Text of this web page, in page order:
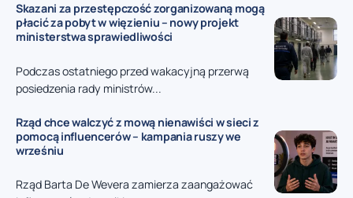
Skazani za przestępczość zorganizowaną mogą
płacić za pobyt w więzieniu – nowy projekt
ministerstwa sprawiedliwości
Podczas ostatniego przed wakacyjną przerwą
posiedzenia rady ministrów...
Rząd chce walczyć z mową nienawiści w sieci z
pomocą influencerów – kampania ruszy we
wrześniu
Rząd Barta De Wevera zamierza zaangażować